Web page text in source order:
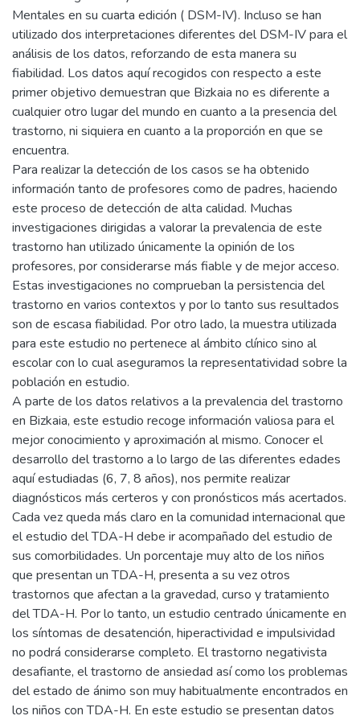
Mentales en su cuarta edición ( DSM-IV). Incluso se han
utilizado dos interpretaciones diferentes del DSM-IV para el
análisis de los datos, reforzando de esta manera su
fiabilidad. Los datos aquí recogidos con respecto a este
primer objetivo demuestran que Bizkaia no es diferente a
cualquier otro lugar del mundo en cuanto a la presencia del
trastorno, ni siquiera en cuanto a la proporción en que se
encuentra.
Para realizar la detección de los casos se ha obtenido
información tanto de profesores como de padres, haciendo
este proceso de detección de alta calidad. Muchas
investigaciones dirigidas a valorar la prevalencia de este
trastorno han utilizado únicamente la opinión de los
profesores, por considerarse más fiable y de mejor acceso.
Estas investigaciones no comprueban la persistencia del
trastorno en varios contextos y por lo tanto sus resultados
son de escasa fiabilidad. Por otro lado, la muestra utilizada
para este estudio no pertenece al ámbito clínico sino al
escolar con lo cual aseguramos la representatividad sobre la
población en estudio.
A parte de los datos relativos a la prevalencia del trastorno
en Bizkaia, este estudio recoge información valiosa para el
mejor conocimiento y aproximación al mismo. Conocer el
desarrollo del trastorno a lo largo de las diferentes edades
aquí estudiadas (6, 7, 8 años), nos permite realizar
diagnósticos más certeros y con pronósticos más acertados.
Cada vez queda más claro en la comunidad internacional que
el estudio del TDA-H debe ir acompañado del estudio de
sus comorbilidades. Un porcentaje muy alto de los niños
que presentan un TDA-H, presenta a su vez otros
trastornos que afectan a la gravedad, curso y tratamiento
del TDA-H. Por lo tanto, un estudio centrado únicamente en
los síntomas de desatención, hiperactividad e impulsividad
no podrá considerarse completo. El trastorno negativista
desafiante, el trastorno de ansiedad así como los problemas
del estado de ánimo son muy habitualmente encontrados en
los niños con TDA-H. En este estudio se presentan datos